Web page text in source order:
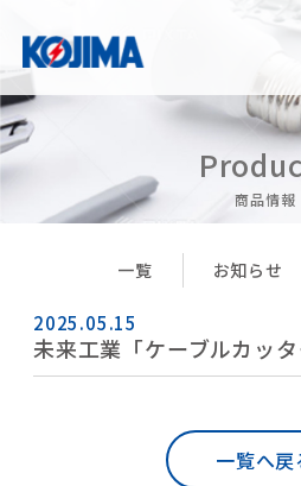
商品情報
一覧 お知らせ
2025.05.15
未来工業「ケーブルカッタ
一覧へ戻